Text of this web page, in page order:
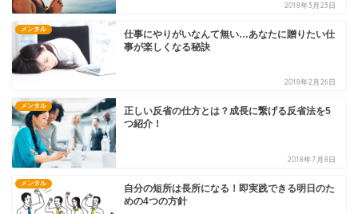
2018年3月23日
メンタル
仕事にやりがいなんて無い…あなたに贈りたい仕
事が楽しくなる秘訣
2018年2月26日
メンタル
正しい反省の仕方とは？成長に繋げる反省法を5
つ紹介！
2018年7月8日
メンタル
自分の短所は長所になる！即実践できる明日のた
めの4つの方針